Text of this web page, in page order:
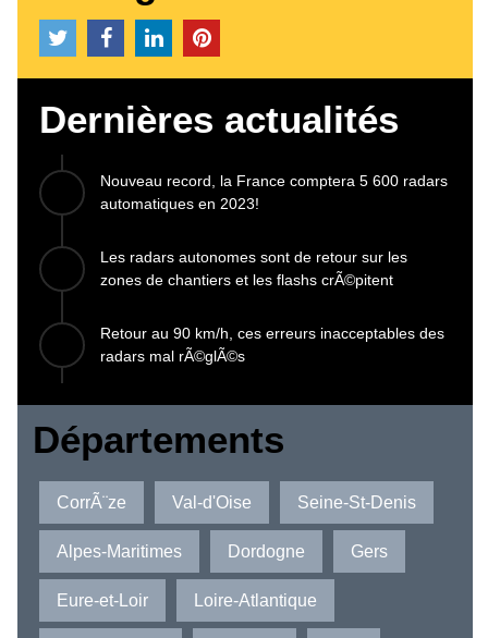
Dernières actualités
Nouveau record, la France comptera 5 600 radars
automatiques en 2023!
Les radars autonomes sont de retour sur les
zones de chantiers et les flashs crÃ©pitent
Retour au 90 km/h, ces erreurs inacceptables des
radars mal rÃ©glÃ©s
Départements
CorrÃ¨ze Val-d'Oise Seine-St-Denis
Alpes-Maritimes Dordogne Gers
Eure-et-Loir Loire-Atlantique